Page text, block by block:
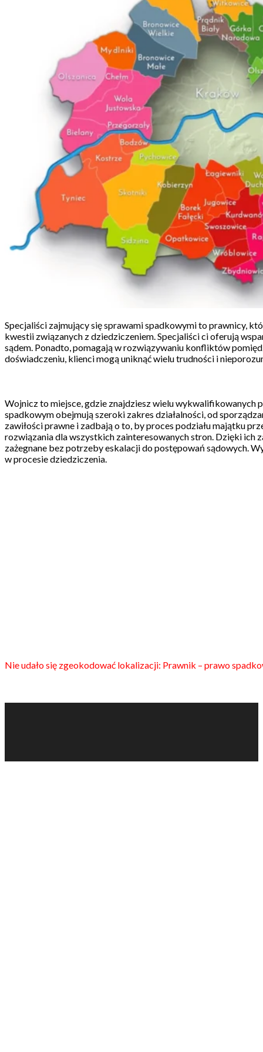
Specjaliści zajmujący się sprawami spadkowymi to prawnicy,
kwestii związanych z dziedziczeniem. Specjaliści ci oferują
sądem. Ponadto, pomagają w rozwiązywaniu konfliktów
doświadczeniu, klienci mogą uniknąć wielu trudności i
Wojnicz to miejsce, gdzie znajdziesz wielu wykwalifikowanych
spadkowym obejmują szeroki zakres działalności, od
zawiłości prawne i zadbają o to, by proces podziału majątku
rozwiązania dla wszystkich zainteresowanych stron. Dzięki ich
zażegnane bez potrzeby eskalacji do postępowań sądowych.
w procesie dziedziczenia.
Nie udało się zgeokodować lokalizacji: Prawnik – prawo